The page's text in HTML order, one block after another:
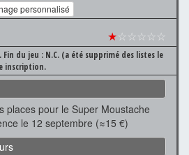
personnalisé
★☆☆☆☆☆
Fin du jeu : N.C. (a été supprimé des listes le
inscription.
places pour le Super Moustache
le 12 septembre (≈15 €)